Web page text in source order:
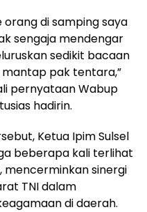
orang di samping saya
sengaja mendengar
sedikit bacaan
mantap pak tentara,”
pernyataan Wabup
hadirin.
Ketua Ipim Sulsel
beberapa kali terlihat
mencerminkan sinergi
TNI dalam
di daerah.